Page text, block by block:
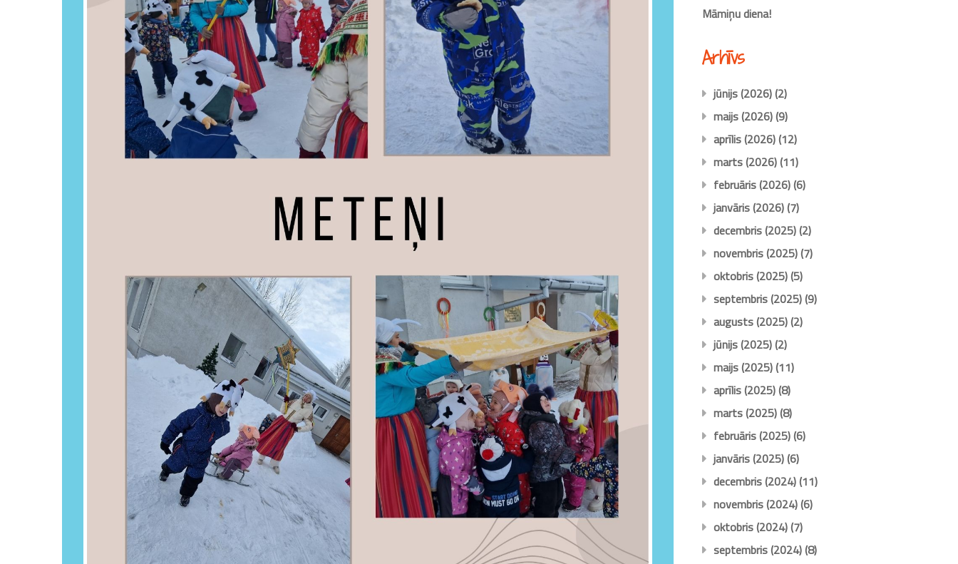
Māmiņu diena!
Arhīvs
jūnijs (2026)(2)
maijs (2026)(9)
aprīlis (2026)(12)
marts (2026)(11)
februāris (2026)(6)
janvāris (2026)(7)
decembris (2025)(2)
novembris (2025)(7)
oktobris (2025)(5)
septembris (2025)(9)
augusts (2025)(2)
jūnijs (2025)(2)
maijs (2025)(11)
aprīlis (2025)(8)
marts (2025)(8)
februāris (2025)(6)
janvāris (2025)(6)
decembris (2024)(11)
novembris (2024)(6)
oktobris (2024)(7)
septembris (2024)(8)